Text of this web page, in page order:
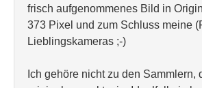
frisch aufgenommenes Bild in
373 Pixel und zum Schluss meine
Lieblingskameras ;-)
Ich gehöre nicht zu den Sammlern,